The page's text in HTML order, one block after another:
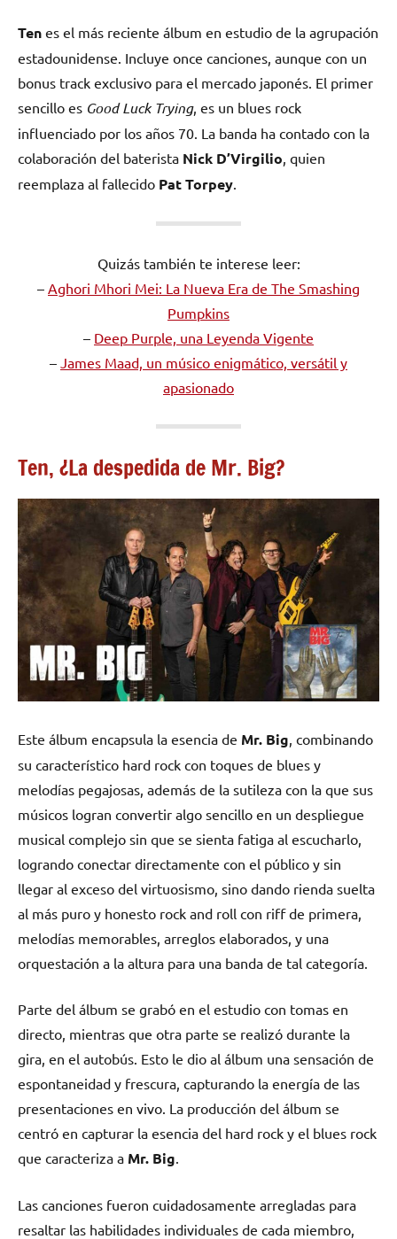
Ten es el más reciente álbum en estudio de la agrupación
estadounidense. Incluye once canciones, aunque con un
bonus track exclusivo para el mercado japonés. El primer
sencillo es Good Luck Trying, es un blues rock
influenciado por los años 70. La banda ha contado con la
colaboración del baterista Nick D’Virgilio , quien
reemplaza al fallecido Pat Torpey
Quizás también te interese leer:
– Aghori Mhori Mei: La Nueva Era de The Smashing
Pumpkins
– Deep Purple, una Leyenda Vigente
– James Maad, un músico enigmático, versátil y
apasionado
Ten, ¿La despedida de Mr. Big?
Este álbum encapsula la esencia de Mr. Big , combinando
su característico hard rock con toques de blues y
melodías pegajosas, además de la sutileza con la que sus
músicos logran convertir algo sencillo en un despliegue
musical complejo sin que se sienta fatiga al escucharlo,
logrando conectar directamente con el público y sin
llegar al exceso del virtuosismo, sino dando rienda suelta
al más puro y honesto rock and roll con riff de primera,
melodías memorables, arreglos elaborados, y una
orquestación a la altura para una banda de tal categoría.
Parte del álbum se grabó en el estudio con tomas en
directo, mientras que otra parte se realizó durante la
gira, en el autobús. Esto le dio al álbum una sensación de
espontaneidad y frescura, capturando la energía de las
presentaciones en vivo. La producción del álbum se
centró en capturar la esencia del hard rock y el blues rock
que caracteriza a Mr. Big
Las canciones fueron cuidadosamente arregladas para
resaltar las habilidades individuales de cada miembro,